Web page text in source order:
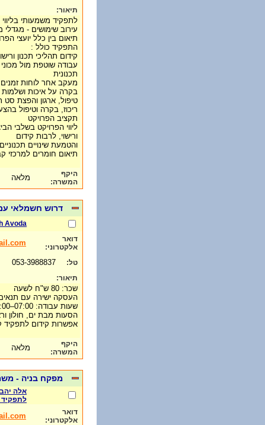
תיאור:
לתפקיד משמעותי בליווי
עירוב שימושים -
תיאום בין כלל יועצי
התפקיד כולל :
קידום תהליכי תכנון
עבודה שוטפת מול מכוני
תכנונית
מעקב אחר לוחות
בקרה על איכות ושלמות
טיפול, ארגון והפצת סט
ריכוז, בקרה וטיפול
תקציב הפרויקט
ליווי הפרויקט בשלבי
ורישוי, לרבות קידום
והטמעת שינויים תכנוניים
תיאום חומרים למרכזי
היקף
המשרה:
מלאה
דרוש חשמלאי עם
Avoda
דואר
אלקטרוני:
טל:
תיאור:
שכר: 80 ש"ח לשעה
העסקה ישירה עם
שעות עבודה: 07:00–17:00, ימי שישי עד 12:00
הסעות מבת ים, חולון
אפשרות קידום לתפקיד
היקף
המשרה:
מלאה
מפקח בניה -
אלה
דואר
אלקטרוני: